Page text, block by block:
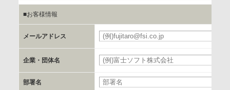
お客様のご氏名、フリガナ、企業・団体名、部署名、役職、
郵便番号、住所、電話番号、FAX番号、メールアドレス
c.第三者への提供の手段または手法
■お客様情報
メールアドレス
企業・団体名
部署名